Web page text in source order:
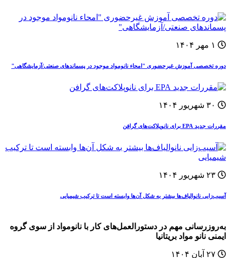
دوره‌ تخصصی آموزش غيرحضوری "امحاء نانومواد موجود در پسماندهای صنعتی/آزمایشگاهی"
مقررات جدید EPA برای نانوپلاکت‌های گرافن
آسیب‌زایی نانوالیاف‌ها بیشتر به شکل آن‌ها وابسته است تا ترکیب شیمیایی
به‌روزرسانی مهم در دستورالعمل‌های کار با نانومواد از سوی گروه
ایمنی نانو مواد بریتانیا